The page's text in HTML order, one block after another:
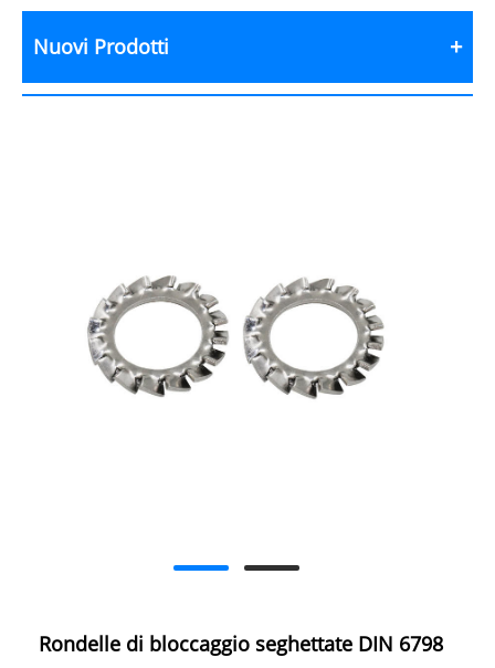
Nuovi Prodotti
Rondelle di bloccaggio seghettate DIN 6798